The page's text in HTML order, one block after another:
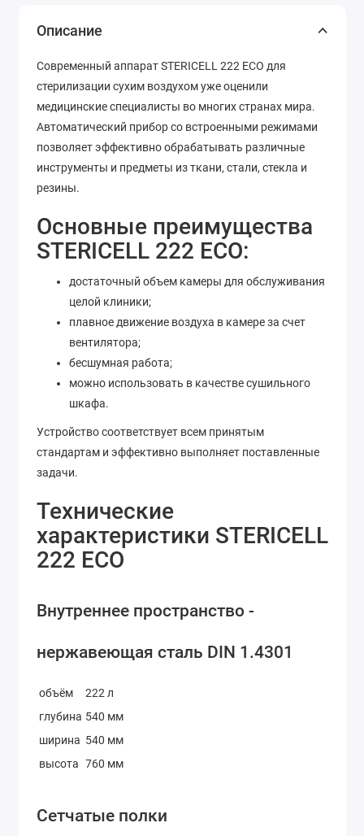
Описание
Современный аппарат STERICELL 222 ECO для
стерилизации сухим воздухом уже оценили
медицинские специалисты во многих странах мира.
Автоматический прибор со встроенными режимами
позволяет эффективно обрабатывать различные
инструменты и предметы из ткани, стали, стекла и
резины.
Основные преимущества
STERICELL 222 ECO:
достаточный объем камеры для обслуживания
целой клиники;
плавное движение воздуха в камере за счет
вентилятора;
бесшумная работа;
можно использовать в качестве сушильного
шкафа.
Устройство соответствует всем принятым
стандартам и эффективно выполняет поставленные
задачи.
Технические
характеристики STERICELL
222 ECO
Внутреннее пространство -
нержавеющая сталь DIN 1.4301
объём
222 л
глубина 540 мм
ширина 540 мм
высота 760 мм
Сетчатые полки